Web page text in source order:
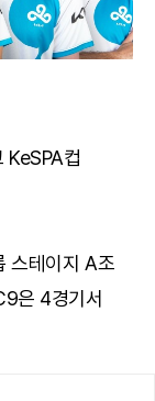
KeSPA컵
스테이지 A조
은 4경기서